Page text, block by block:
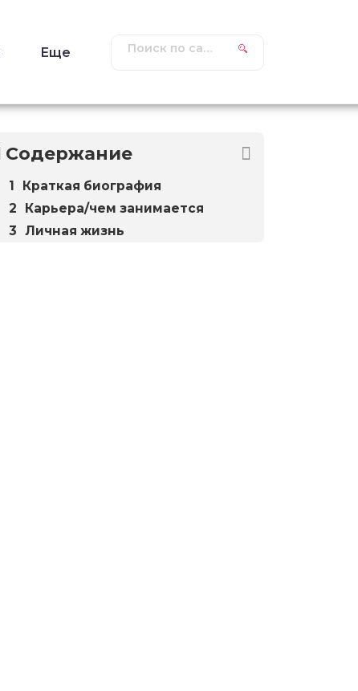
Еще
Содержание
Краткая биография
Карьера/чем занимается
Личная жизнь